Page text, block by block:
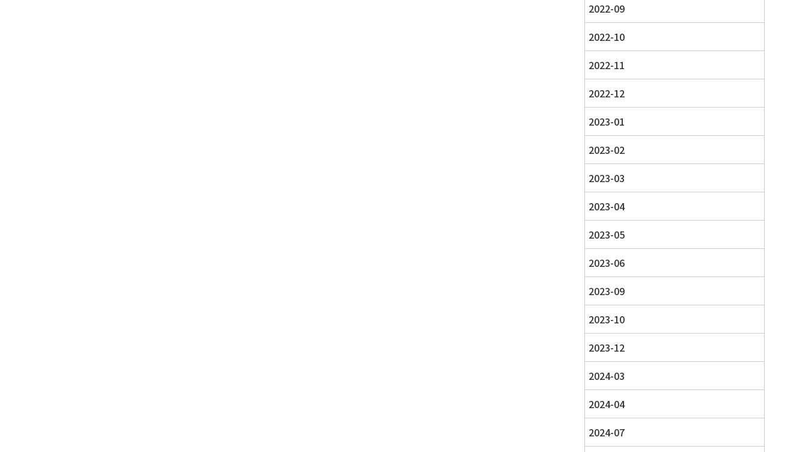
2022-09
2022-10
2022-11
2022-12
2023-01
2023-02
2023-03
2023-04
2023-05
2023-06
2023-09
2023-10
2023-12
2024-03
2024-04
2024-07